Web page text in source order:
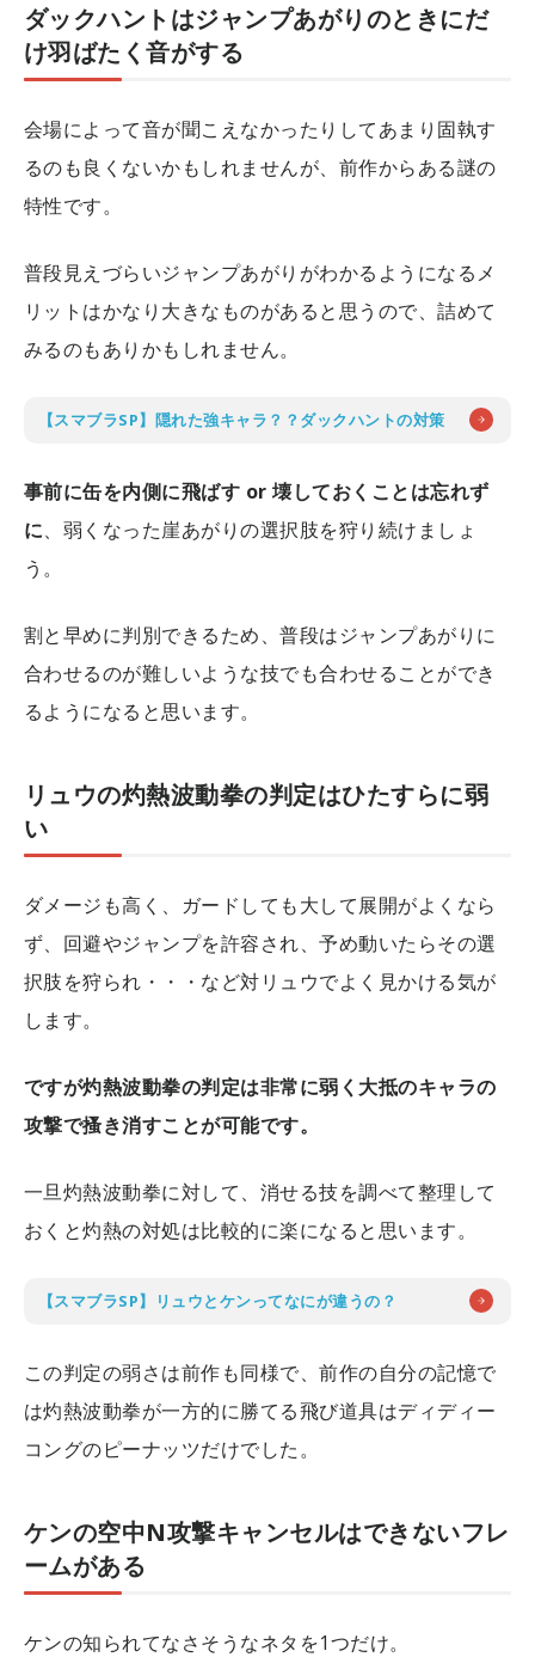
ダックハントはジャンプあがりのときにだ
け羽ばたく音がする
会場によって音が聞こえなかったりしてあまり固執す
るのも良くないかもしれませんが、前作からある謎の
特性です。
普段見えづらいジャンプあがりがわかるようになるメ
リットはかなり大きなものがあると思うので、詰めて
みるのもありかもしれません。
【スマブラSP】隠れた強キャラ？？ダックハントの対策
事前に缶を内側に飛ばす or 壊しておくことは忘れず
に、弱くなった崖あがりの選択肢を狩り続けましょ
う。
割と早めに判別できるため、普段はジャンプあがりに
合わせるのが難しいような技でも合わせることができ
るようになると思います。
リュウの灼熱波動拳の判定はひたすらに弱
い
ダメージも高く、ガードしても大して展開がよくなら
ず、回避やジャンプを許容され、予め動いたらその選
択肢を狩られ・・・など対リュウでよく見かける気が
します。
ですが灼熱波動拳の判定は非常に弱く大抵のキャラの
攻撃で搔き消すことが可能です。
一旦灼熱波動拳に対して、消せる技を調べて整理して
おくと灼熱の対処は比較的に楽になると思います。
【スマブラSP】リュウとケンってなにが違うの？
この判定の弱さは前作も同様で、前作の自分の記憶で
は灼熱波動拳が一方的に勝てる飛び道具はディディー
コングのピーナッツだけでした。
ケンの空中N攻撃キャンセルはできないフレ
ームがある
ケンの知られてなさそうなネタを1つだけ。